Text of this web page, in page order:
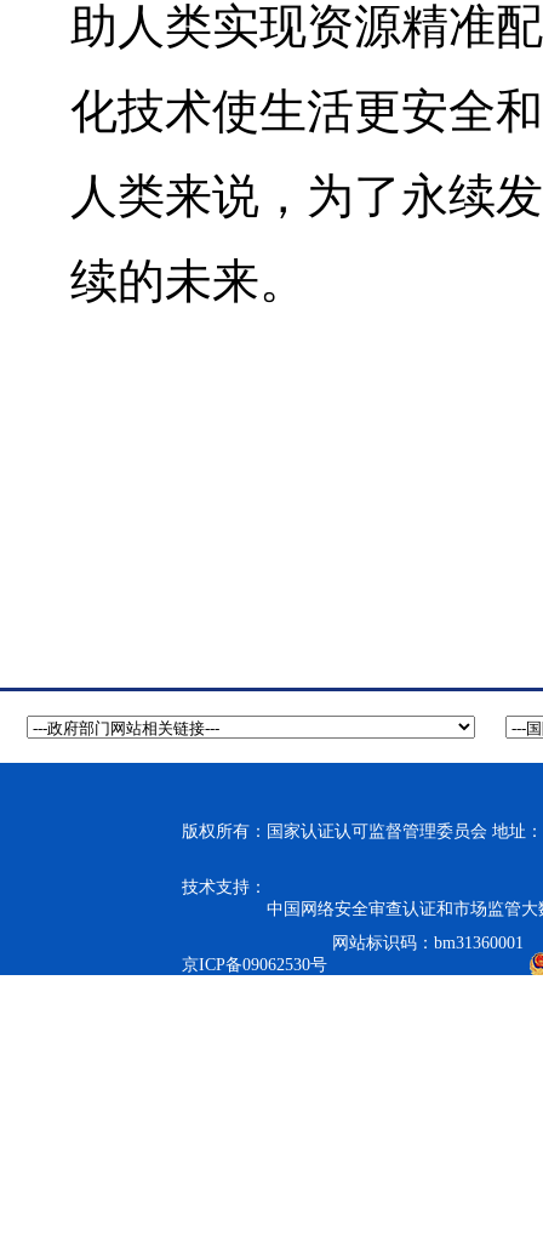
助人类实现资源精准
化技术使生活更安全
人类来说，为了永续
续的未来。
版权所有：国家认证认可监督管理委员会 地址
技术支持： 中国网络安全审查认证和市场监管大
京ICP备09062530号 网站标识码：bm31360001